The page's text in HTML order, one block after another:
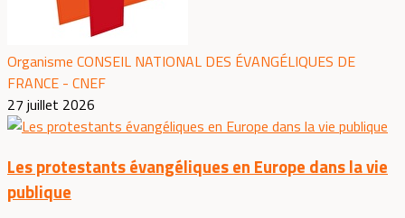
Organisme CONSEIL NATIONAL DES ÉVANGÉLIQUES DE
FRANCE - CNEF
27 juillet 2026
Les protestants évangéliques en Europe dans la vie
publique